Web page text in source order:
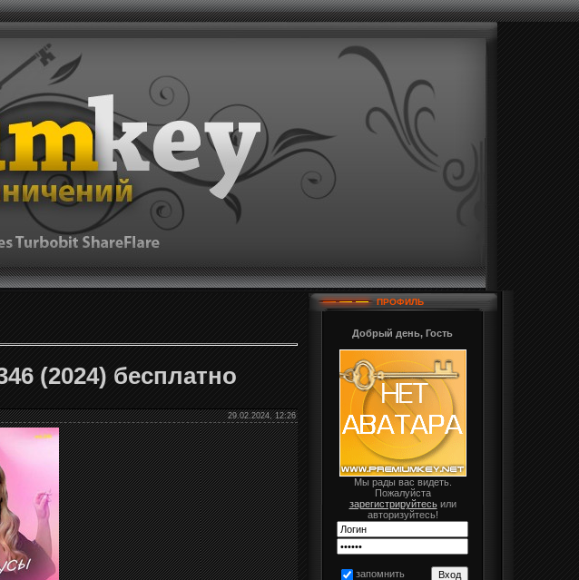
(2024) бесплатно
29.02.2024, 12:26
ПРОФИЛЬ
Добрый день, Гость
Мы рады вас видеть.
Пожалуйста
зарегистрируйтесьили
авторизуйтесь!
запомнить